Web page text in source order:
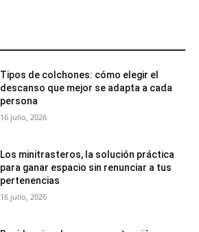
Tipos de colchones: cómo elegir el
descanso que mejor se adapta a cada
persona
16 julio, 2026
Los minitrasteros, la solución práctica
para ganar espacio sin renunciar a tus
pertenencias
16 julio, 2026